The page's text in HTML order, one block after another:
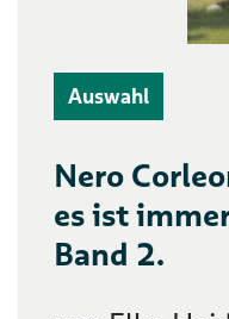
Auswahl
Nero
es ist
Band 2.